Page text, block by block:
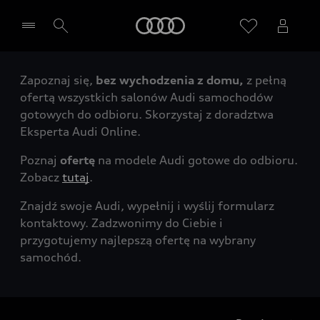
Wybierz Twojego Partnera Audi
Zapoznaj się, bez wychodzenia z domu, z pełną
ofertą wszystkich salonów Audi samochodów
gotowych do odbioru. Skorzystaj z doradztwa
Eksperta Audi Online.
Poznaj ofertę na modele Audi gotowe do odbioru.
Zobacz tutaj.
Znajdź swoje Audi, wypełnij i wyślij formularz
kontaktowy. Zadzwonimy do Ciebie i
przygotujemy najlepszą ofertę na wybrany
samochód.